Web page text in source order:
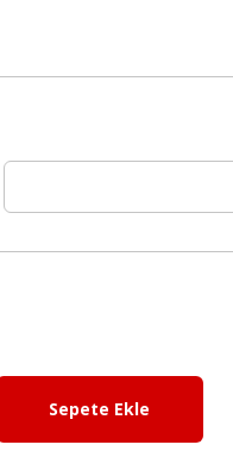
Sepete Ekle